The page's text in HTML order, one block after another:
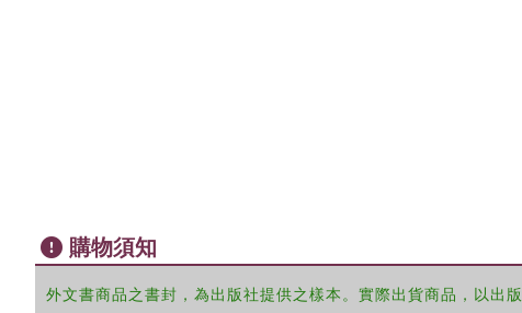
購物須知
外文書商品之書封，為出版社提供之樣本。實際出貨商品，以出